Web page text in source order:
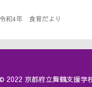
令和4年 食育だより
2022 京都府立舞鶴支援学